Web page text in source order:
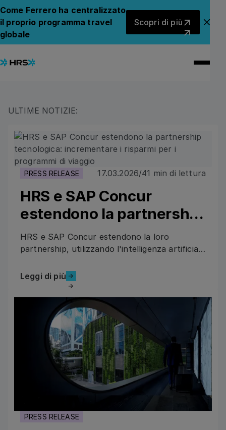
Come Ferrero ha centralizzato
il proprio programma travel
globale
Scopri di più
Notizie
Rimani aggiornato sulle ultime notizie di HRS, sulle
innovazioni di prodotto e sugli approfondimenti del
settore che plasmano il futuro degli alloggi e delle
ULTIME NOTIZIE:
PRESS RELEASE 17.03.2026/41 min di lettura
HRS e SAP Concur
estendono la partnership
tecnologica:
incrementare i risparmi
per i programmi di
viaggio
HRS e SAP Concur estendono la loro
partnership, utilizzando l'intelligenza artificiale
20% sui viaggi attraverso l'automazione e una
migliore conformità.
Leggi di più
Leggi di più
HRS e SAP Concur estendono la partnership
PRESS RELEASE
Rapporto sullo stato della sostenibilità 2025 di HRS